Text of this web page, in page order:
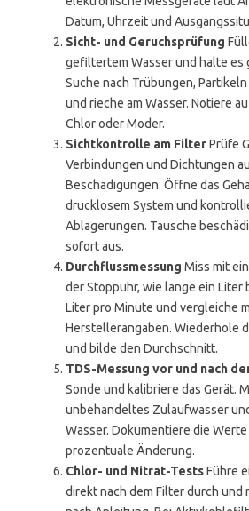
Datum, Uhrzeit und
Sicht- und Geruchsprüfung
gefiltertem Wasser und halte es
Suche nach Trübungen,
und rieche am Wasser. Notiere
Chlor oder Moder.
Sichtkontrolle am FilterPrüfe
Verbindungen und Dichtungen
Beschädigungen. Öffne das
drucklosem System und
Ablagerungen. Tausche
sofort aus.
Durchflussmessung Miss mit
der Stoppuhr, wie lange ein Liter
Liter pro Minute und vergleiche
Herstellerangaben. Wiederhole
und bilde den Durchschnitt.
TDS-Messung vor und nach
Sonde und kalibriere das Gerät.
unbehandeltes Zulaufwasser
Wasser. Dokumentiere die
prozentuale Änderung.
Chlor- und Nitrat-TestsFühre
direkt nach dem Filter durch und